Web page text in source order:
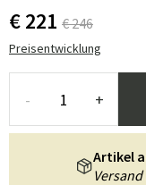
€ 221 € 246
Preisentwicklung
- +
Artikel